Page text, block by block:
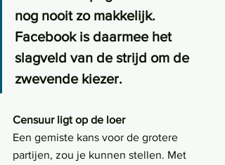
nog nooit zo makkelijk.
Facebook is daarmee het
slagveld van de strijd om de
zwevende kiezer.
Censuur ligt op de loer
Een gemiste kans voor de grotere
partijen, zou je kunnen stellen. Met